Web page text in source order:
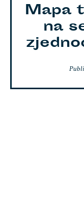
Mapa
na